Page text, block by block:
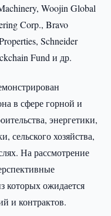
Woojin Global
Corp., Bravo
Schneider
Fund и др.
в сфере горной и
энергетики,
сельского хозяйства,
На рассмотрение
которых ожидается
и контрактов.